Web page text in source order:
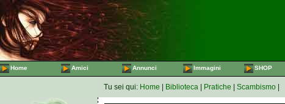
Home Amici Annunci Immagini SHOP
Tu sei qui: Home Biblioteca Pratiche Scambismo